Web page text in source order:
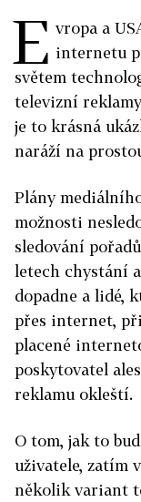
E vropa a
internetu
světem
televizní
je to krásná
naráží na
Plány
možnosti
sledování
letech chystání
dopadne a lidé,
přes internet,
placené
poskytovatel
reklamu okleští.
O tom, jak to
uživatele, zatím
několik variant